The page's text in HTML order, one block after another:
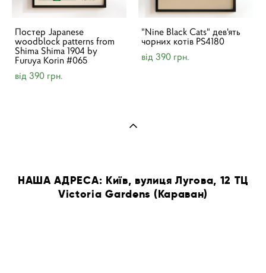
Постер Japanese
woodblock patterns from
Shima Shima 1904 by
Furuya Korin #065
від 390 грн.
"Nine Black Cats" дев'ять
чорних котів PS4180
від 390 грн.
НАША АДРЕСА: Київ, вулиця Лугова, 12 ТЦ
Victoria Gardens (Караван)